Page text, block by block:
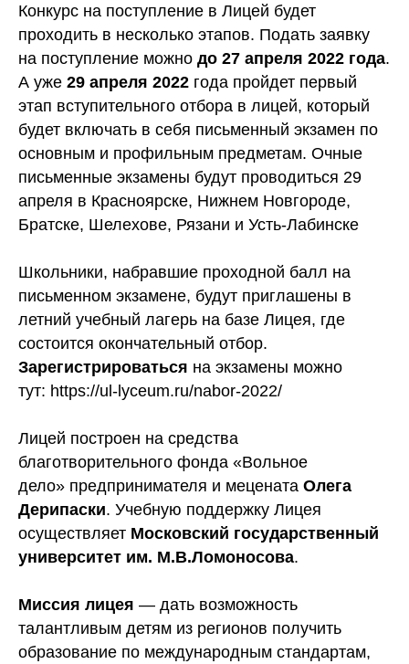
Конкурс на поступление в Лицей будет
проходить в несколько этапов. Подать заявку
на поступление можно до 27 апреля 2022 года.
А уже 29 апреля 2022 года пройдет первый
этап вступительного отбора в лицей, который
будет включать в себя письменный экзамен по
основным и профильным предметам. Очные
письменные экзамены будут проводиться 29
апреля в Красноярске, Нижнем Новгороде,
Братске, Шелехове, Рязани и Усть-Лабинске
Школьники, набравшие проходной балл на
письменном экзамене, будут приглашены в
летний учебный лагерь на базе Лицея, где
состоится окончательный отбор.
Зарегистрироваться на экзамены можно
тут: https://ul-lyceum.ru/nabor-2022/
Лицей построен на средства
благотворительного фонда «Вольное
дело» предпринимателя и мецената Олега
Дерипаски. Учебную поддержку Лицея
осуществляет Московский государственный
университет им. М.В.Ломоносова.
Миссия лицея — дать возможность
талантливым детям из регионов получить
образование по международным стандартам,